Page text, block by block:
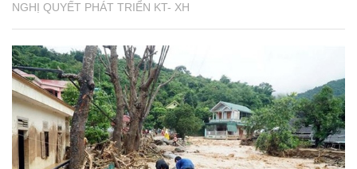
NGHỊ QUYẾT PHÁT TRIỂN KT- XH